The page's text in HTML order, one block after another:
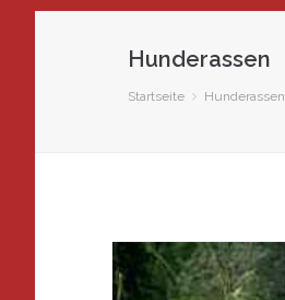
Hunderassen
Startseite Hunderassen